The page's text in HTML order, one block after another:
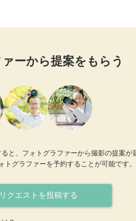
ーから提案をもらう
と、フォトグラファーから撮影の提案が
トグラファーを予約することが可能です。
クエストを投稿する